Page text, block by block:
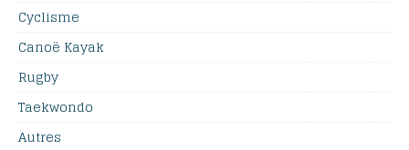
Cyclisme
Canoë Kayak
Rugby
Taekwondo
Autres